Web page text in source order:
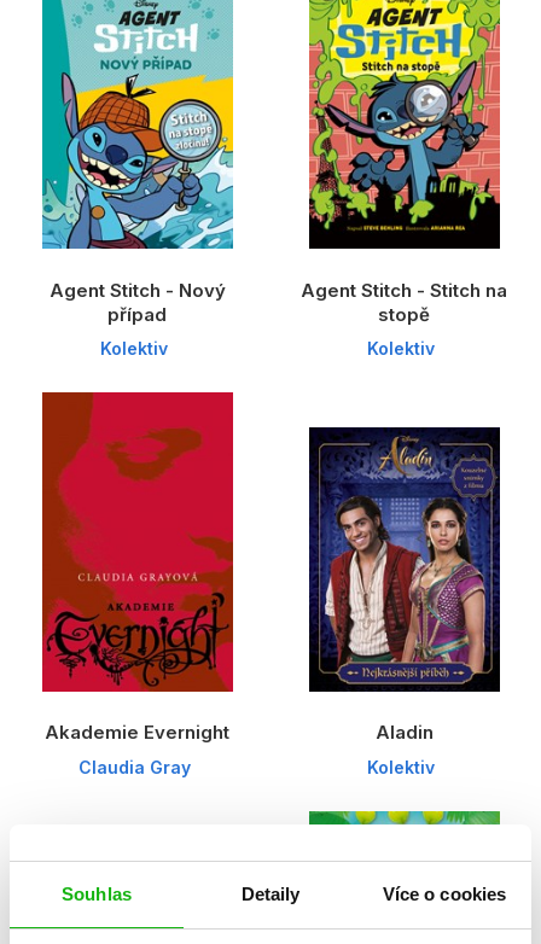
Souhlas Detaily Více o cookies
Agent Stitch - Nový
případ
Kolektiv
Agent Stitch - Stitch na
stopě
Kolektiv
Akademie Evernight
Claudia Gray
Aladin
Kolektiv